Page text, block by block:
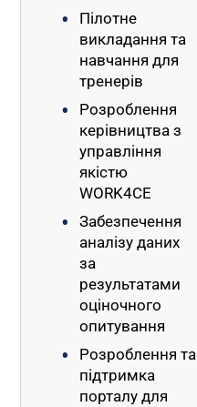
Пілотне
викладання та
навчання для
тренерів
Розроблення
керівництва з
управління
якістю
WORK4CE
Забезпечення
аналізу даних
за
результатами
оціночного
опитування
Розроблення та
підтримка
порталу для